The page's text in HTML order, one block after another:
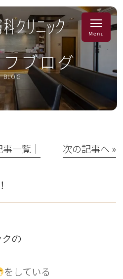
ブログ
BLOG
事一覧│ 次の記事へ »
クの
をしている